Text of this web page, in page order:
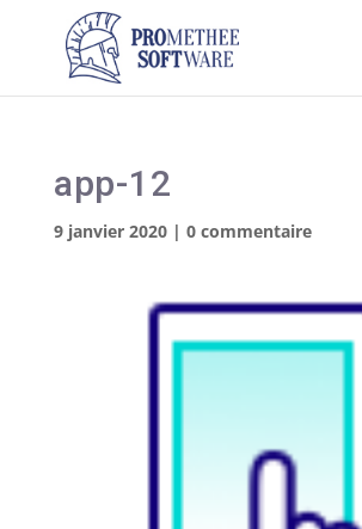
app-12
9 janvier 2020| 0 commentaire